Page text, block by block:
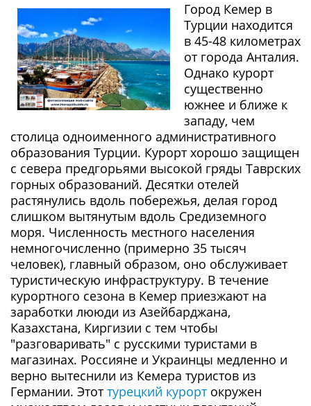
Город Кемер в
Турции находится
в 45-48 километрах
от города Анталия.
Однако курорт
существенно
южнее и ближе к
западу, чем
столица одноименного административного
образования Турции. Курорт хорошо защищен
с севера предгорьями высокой гряды Таврских
горных образований. Десятки отелей
растянулись вдоль побережья, делая город
слишком вытянутым вдоль Средиземного
моря. Численность местного населения
немногочисленно (примерно 35 тысяч
человек), главный образом, оно обслуживает
туристическую инфраструктуру. В течение
курортного сезона в Кемер приезжают на
заработки лююди из Азейбарджана,
Казахстана, Киргизии с тем чтобы
"разговаривать" с русскими туристами в
магазинах. Россияне и Украинцы медленно и
верно вытеснили из Кемера туристов из
Германии. Этот турецкий курорт окружен